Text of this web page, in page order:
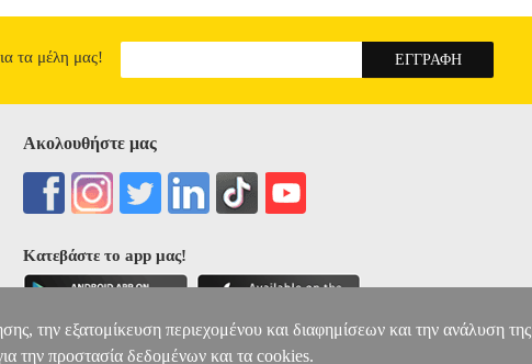
τα μέλη μας!
Ακολουθήστε μας
Κατεβάστε το app μας!
την εξατομίκευση περιεχομένου και διαφημίσεων και την ανάλυση της
την προστασία δεδομένων και τα cookies.